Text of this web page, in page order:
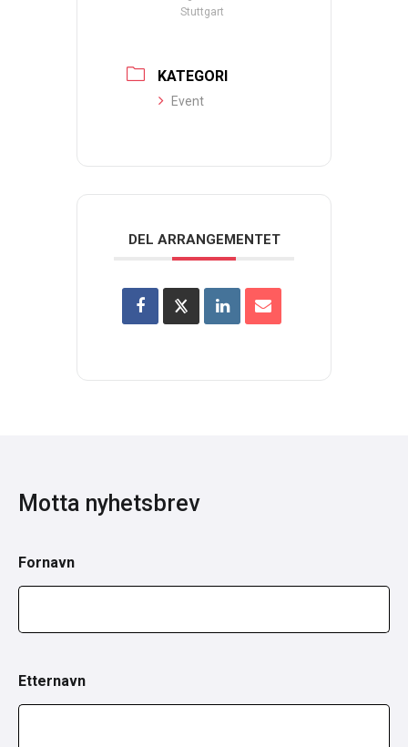
Stuttgart
KATEGORI
Event
DEL ARRANGEMENTET
Motta nyhetsbrev
Fornavn
Etternavn